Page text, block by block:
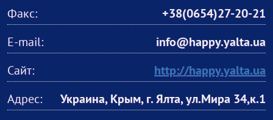
Факс:
+38(0654)27-20-21
Е-mail:
info@happy.yalta.ua
Сайт:
http://happy.yalta.ua
Адрес:
Украина, Крым, г. Ялта, ул.Мира 34,к.1